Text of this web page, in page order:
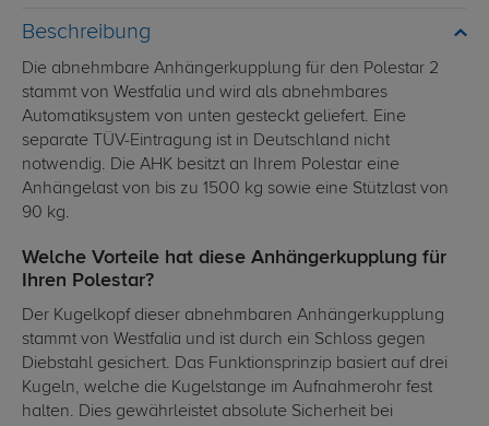
Beschreibung
Die abnehmbare Anhängerkupplung für den Polestar 2
stammt von Westfalia und wird als abnehmbares
Automatiksystem von unten gesteckt geliefert. Eine
separate TÜV-Eintragung ist in Deutschland nicht
notwendig. Die AHK besitzt an Ihrem Polestar eine
Anhängelast von bis zu 1500 kg sowie eine Stützlast von
90 kg.
Welche Vorteile hat diese Anhängerkupplung für
Ihren Polestar?
Der Kugelkopf dieser abnehmbaren Anhängerkupplung
stammt von Westfalia und ist durch ein Schloss gegen
Diebstahl gesichert. Das Funktionsprinzip basiert auf drei
Kugeln, welche die Kugelstange im Aufnahmerohr fest
halten. Dies gewährleistet absolute Sicherheit bei